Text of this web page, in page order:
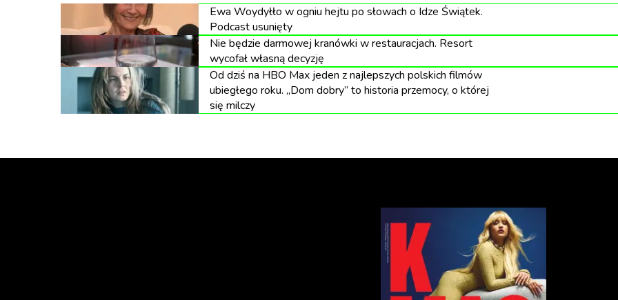
homoseksualność. Czułem, że to należy zrobić”.
Ewa Woydyłło w ogniu hejtu po słowach o Idze Świątek.
Podcast usunięty
Nie będzie darmowej kranówki w restauracjach. Resort
wycofał własną decyzję
Od dziś na HBO Max jeden z najlepszych polskich filmów
ubiegłego roku. „Dom dobry” to historia przemocy, o której
się milczy